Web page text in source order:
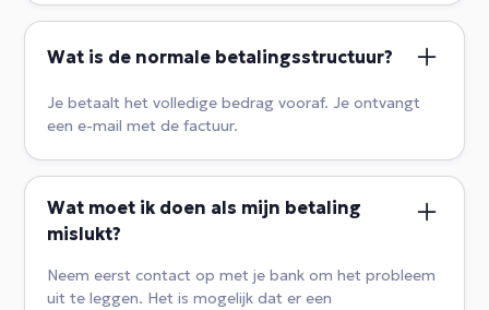
Wat is de normale betalingsstructuur?
Je betaalt het volledige bedrag vooraf. Je ontvangt
een e-mail met de factuur.
Wat moet ik doen als mijn betaling
mislukt?
Neem eerst contact op met je bank om het probleem
uit te leggen. Het is mogelijk dat er een